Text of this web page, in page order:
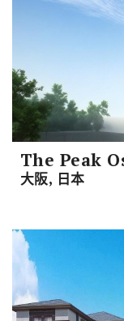
The Peak
大阪, 日本